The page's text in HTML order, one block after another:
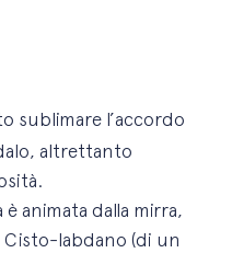
sublimare l’accordo
altrettanto
animata dalla mirra,
labdano (di un